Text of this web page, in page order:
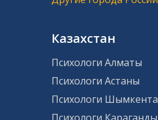
Казахстан
Психологи Алматы
Психологи Астаны
Психологи Шымкента